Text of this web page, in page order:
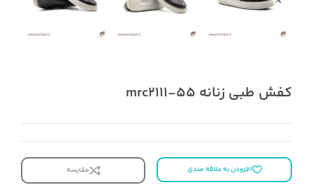
کفش طبی زنانه mrc2111-55
افزودن به علاقه مندی مقایسه